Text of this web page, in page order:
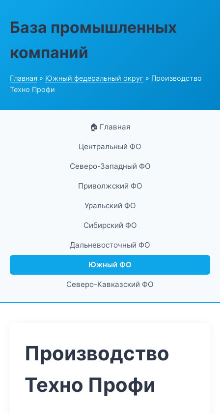
База промышленных
компаний
Главная » Южный федеральный округ » Производство
Техно Профи
🏠 Главная
Центральный ФО
Северо-Западный ФО
Приволжский ФО
Уральский ФО
Сибирский ФО
Дальневосточный ФО
Южный ФО
Северо-Кавказский ФО
Производство
Техно Профи